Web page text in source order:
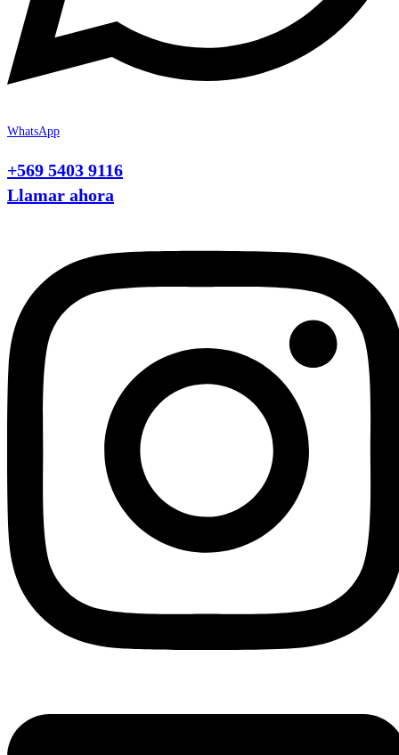
WhatsApp
+569 5403 9116
Llamar ahora